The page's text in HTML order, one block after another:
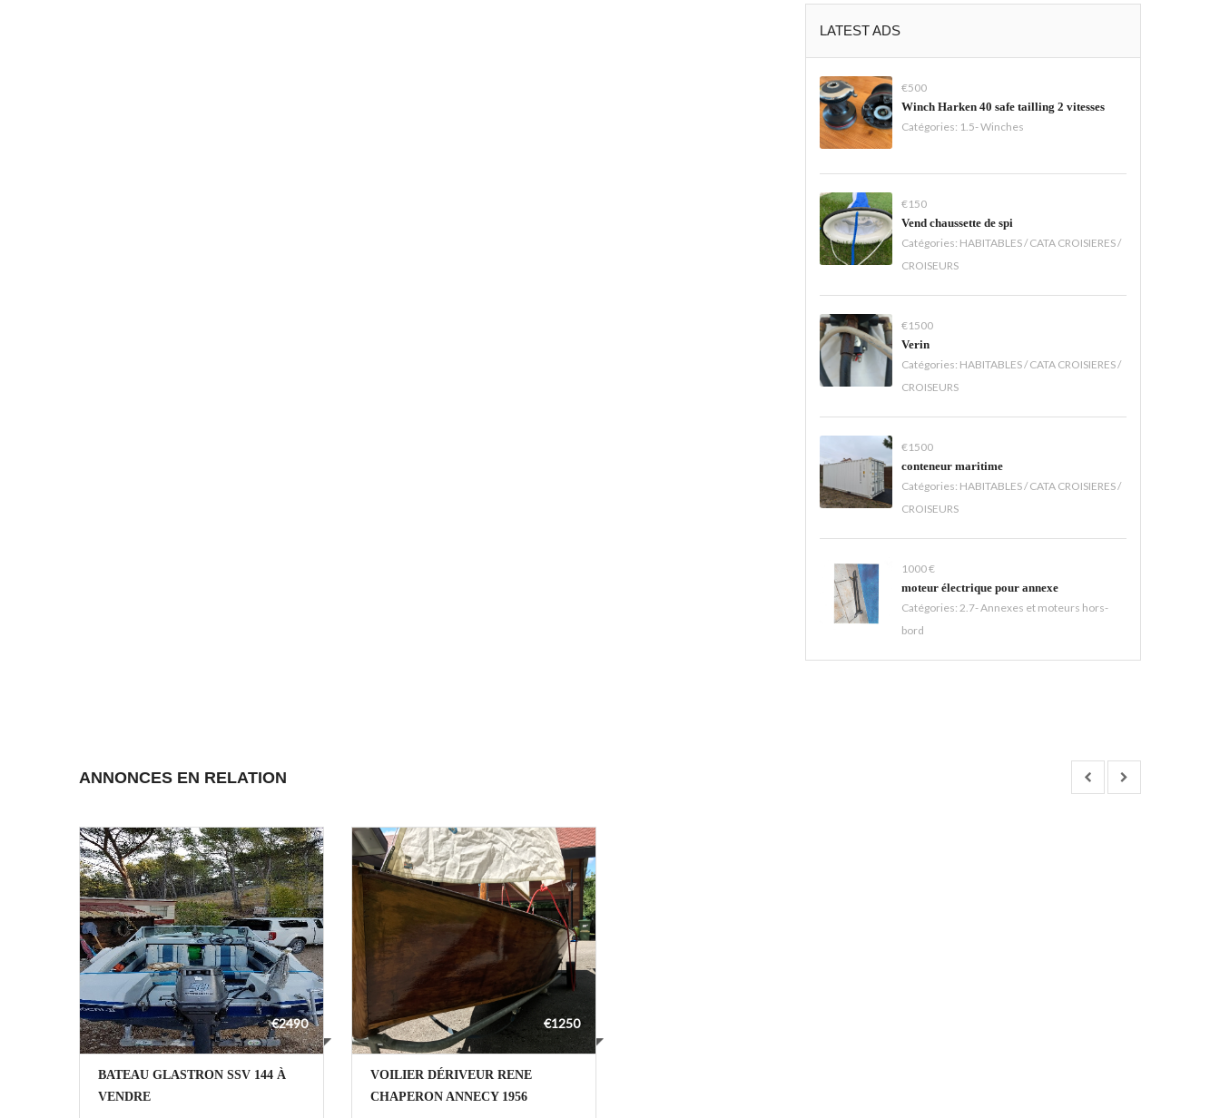
LATEST ADS
€500
Winch Harken 40 safe tailling 2 vitesses
Catégories: 1.5- Winches
€150
Vend chaussette de spi
Catégories: HABITABLES / CATA CROISIERES /
CROISEURS
€1500
Verin
Catégories: HABITABLES / CATA CROISIERES /
CROISEURS
€1500
conteneur maritime
Catégories: HABITABLES / CATA CROISIERES /
CROISEURS
1000 €
moteur électrique pour annexe
Catégories: 2.7- Annexes et moteurs hors-
bord
ANNONCES EN RELATION
€2490
BATEAU GLASTRON SSV 144 À
VENDRE
€1250
VOILIER DÉRIVEUR RENE
CHAPERON ANNECY 1956